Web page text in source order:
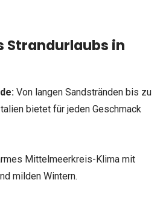
Strandurlaubs in
Von langen Sandstränden bis zu
bietet für jeden Geschmack
Mittelmeerkreis-Klima mit
milden Wintern.